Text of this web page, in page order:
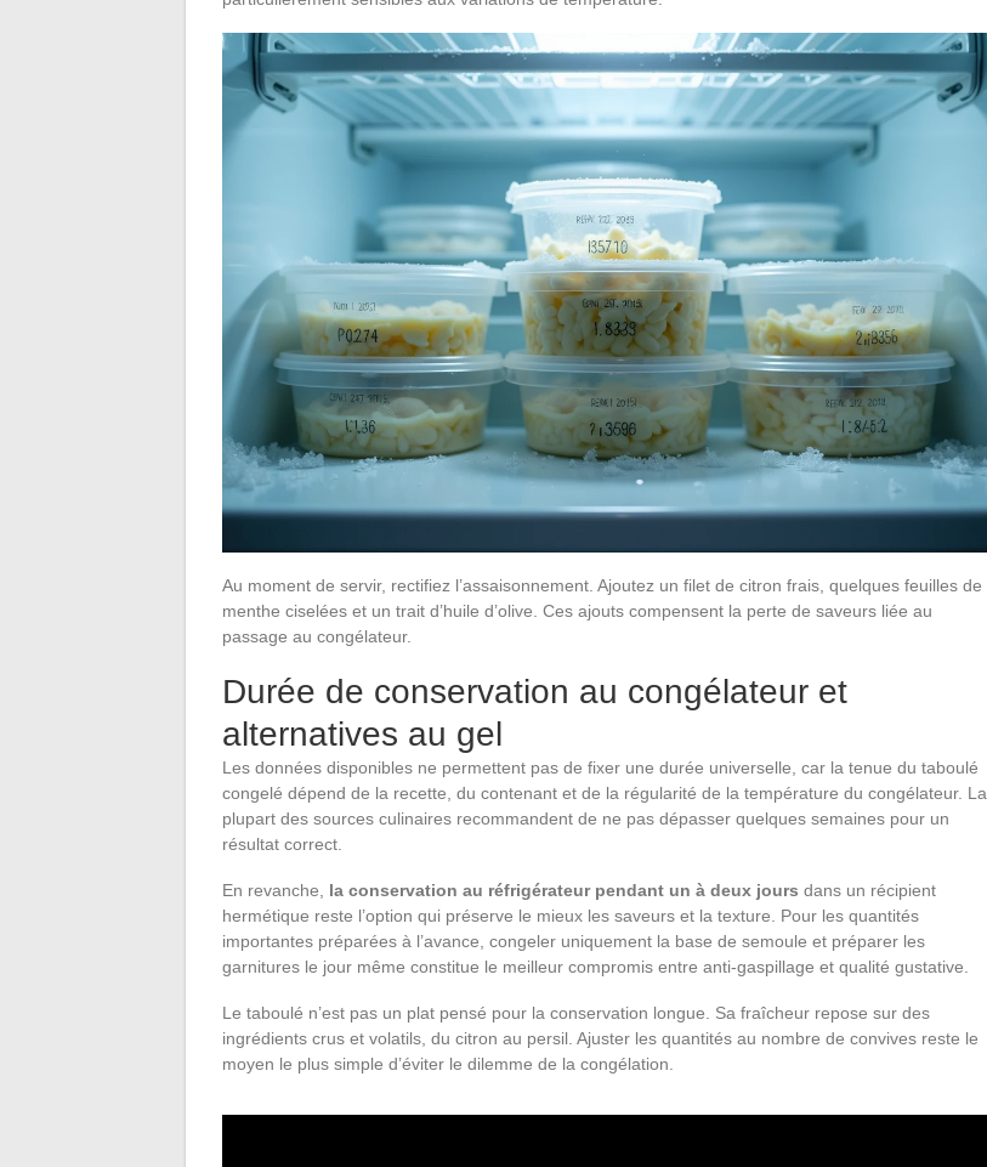
Au moment de servir, rectifiez l’assaisonnement. Ajoutez un filet de citron frais, quelques feuilles de
menthe ciselées et un trait d’huile d’olive. Ces ajouts compensent la perte de saveurs liée au
passage au congélateur.
Durée de conservation au congélateur et
alternatives au gel
Les données disponibles ne permettent pas de fixer une durée universelle, car la tenue du taboulé
congelé dépend de la recette, du contenant et de la régularité de la température du congélateur. La
plupart des sources culinaires recommandent de ne pas dépasser quelques semaines pour un
résultat correct.
En revanche, la conservation au réfrigérateur pendant un à deux jours dans un récipient
hermétique reste l’option qui préserve le mieux les saveurs et la texture. Pour les quantités
importantes préparées à l’avance, congeler uniquement la base de semoule et préparer les
garnitures le jour même constitue le meilleur compromis entre anti-gaspillage et qualité gustative.
Le taboulé n’est pas un plat pensé pour la conservation longue. Sa fraîcheur repose sur des
ingrédients crus et volatils, du citron au persil. Ajuster les quantités au nombre de convives reste le
moyen le plus simple d’éviter le dilemme de la congélation.